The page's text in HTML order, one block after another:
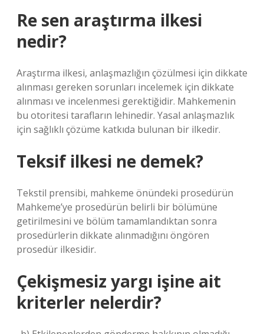
Re sen araştırma ilkesi
nedir?
Araştırma ilkesi, anlaşmazlığın çözülmesi için dikkate
alınması gereken sorunları incelemek için dikkate
alınması ve incelenmesi gerektiğidir. Mahkemenin
bu otoritesi tarafların lehinedir. Yasal anlaşmazlık
için sağlıklı çözüme katkıda bulunan bir ilkedir.
Teksif ilkesi ne demek?
Tekstil prensibi, mahkeme önündeki prosedürün
Mahkeme’ye prosedürün belirli bir bölümüne
getirilmesini ve bölüm tamamlandıktan sonra
prosedürlerin dikkate alınmadığını öngören
prosedür ilkesidir.
Çekişmesiz yargı işine ait
kriterler nelerdir?